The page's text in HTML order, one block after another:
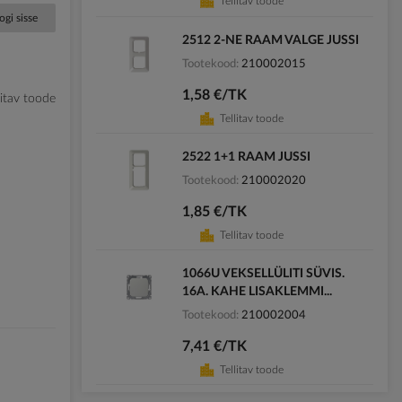
sisse
toode
2512 2-NE RAAM VALGE JUSSI
Tootekood 210002015
1,58 €/TK
Tellitav toode
2522 1+1 RAAM JUSSI
Tootekood 210002020
1,85 €/TK
Tellitav toode
1066U VEKSELLÜLITI SÜVIS.
16A. KAHE LISAKLEMMI...
Tootekood 210002004
7,41 €/TK
Tellitav toode